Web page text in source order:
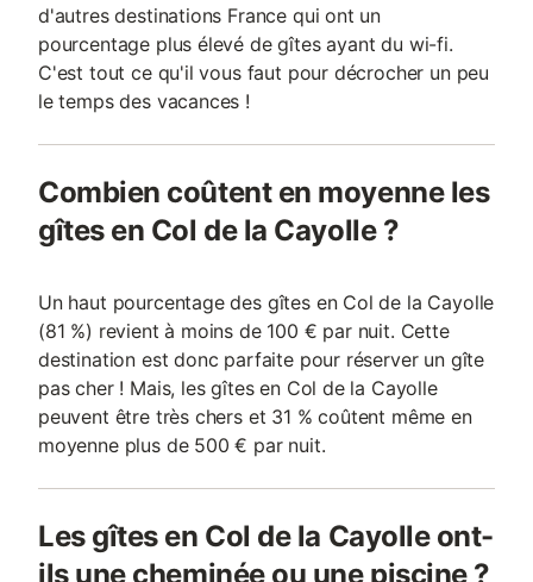
d'autres destinations France qui ont un
pourcentage plus élevé de gîtes ayant du wi-fi.
C'est tout ce qu'il vous faut pour décrocher un peu
le temps des vacances !
Combien coûtent en moyenne les
gîtes en Col de la Cayolle ?
Un haut pourcentage des gîtes en Col de la Cayolle
(81 %) revient à moins de 100 € par nuit. Cette
destination est donc parfaite pour réserver un gîte
pas cher ! Mais, les gîtes en Col de la Cayolle
peuvent être très chers et 31 % coûtent même en
moyenne plus de 500 € par nuit.
Les gîtes en Col de la Cayolle ont-
ils une cheminée ou une piscine ?